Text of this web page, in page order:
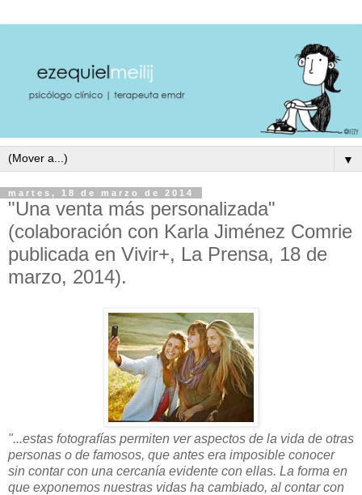
▼
martes, 18 de marzo de 2014
"Una venta más personalizada"
(colaboración con Karla Jiménez Comrie
publicada en Vivir+, La Prensa, 18 de
marzo, 2014).
"...estas fotografías permiten ver aspectos de la vida de otras
personas o de famosos, que antes era imposible conocer
sin contar con una cercanía evidente con ellas. La forma en
que exponemos nuestras vidas ha cambiado, al contar con